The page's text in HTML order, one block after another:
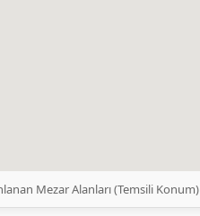
Mezar Alanları (Temsili Konum)